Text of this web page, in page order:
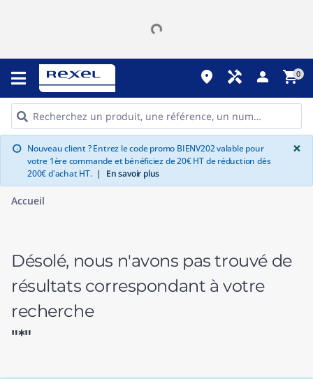
place handyman person shopping_cart0
info Nouveau client ? Entrez le code promo BIENV202 valable pour
votre 1ère commande et bénéficiez de 20€ HT de réduction dès
200€ d'achat HT. | En savoir plus
×
Accueil
Désolé, nous n'avons pas trouvé de
résultats correspondant à votre
recherche
"*"